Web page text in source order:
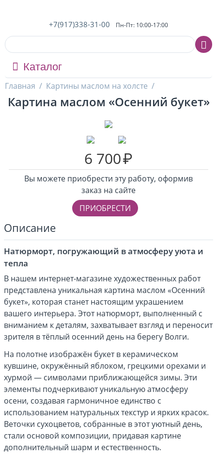
+7(917)338-31-00 Пн-Пт: 10:00-17:00
Каталог
Главная / Картины маслом на холсте /
Картина маслом «Осенний букет»
6 700₽
Вы можете приобрести эту работу, оформив
заказ на сайте
ПРИОБРЕСТИ
Описание
Натюрморт, погружающий в атмосферу уюта и
тепла
В нашем интернет-магазине художественных работ
представлена уникальная картина маслом «Осенний
букет», которая станет настоящим украшением
вашего интерьера. Этот натюрморт, выполненный с
вниманием к деталям, захватывает взгляд и переносит
зрителя в тёплый осенний день на берегу Волги.
На полотне изображён букет в керамическом
кувшине, окружённый яблоком, грецкими орехами и
хурмой — символами приближающейся зимы. Эти
элементы подчеркивают уникальную атмосферу
осени, создавая гармоничное единство с
использованием натуральных текстур и ярких красок.
Веточки сухоцветов, собранные в этот уютный день,
стали основой композиции, придавая картине
дополнительный шарм и естественность.